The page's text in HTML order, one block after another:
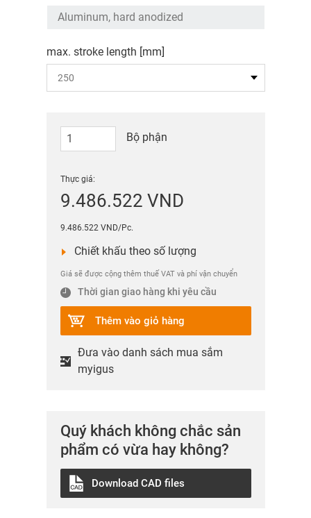
max. stroke length [mm]
Bộ phận
Thực giá:
9.486.522 VND
9.486.522 VND/Pc.
Chiết khấu theo số lượng
Giá sẽ được cộng thêm thuế VAT và phí vận chuyển
Thời gian giao hàng khi yêu cầu
Thêm vào giỏ hàng
Đưa vào danh sách mua sắm
myigus
Quý khách không chắc sản
phẩm có vừa hay không?
Download CAD files